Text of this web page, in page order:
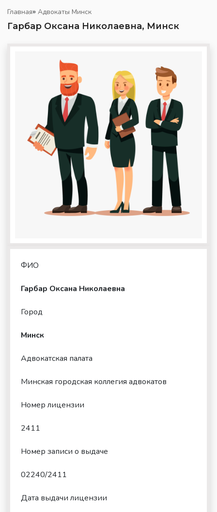
Главная» Адвокаты Минск
Гарбар Оксана Николаевна, Минск
ФИО
Гарбар Оксана Николаевна
Город
Минск
Адвокатская палата
Минская городская коллегия адвокатов
Номер лицензии
2411
Номер записи о выдаче
02240/2411
Дата выдачи лицензии